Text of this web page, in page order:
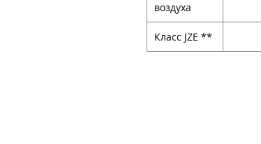
воздуха
Класс JZE **